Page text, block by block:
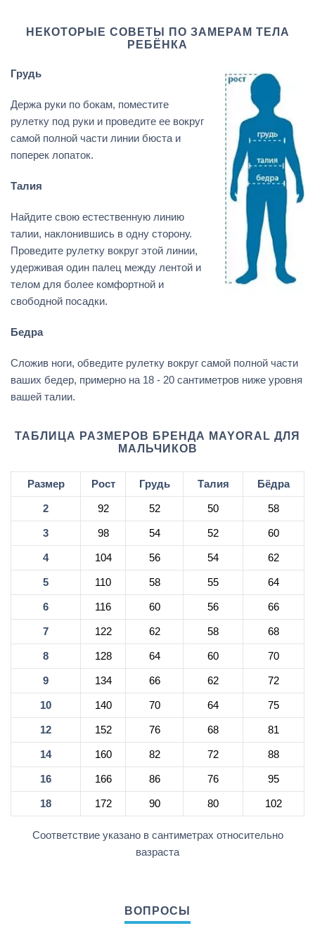
НЕКОТОРЫЕ СОВЕТЫ ПО ЗАМЕРАМ ТЕЛА
РЕБЁНКА
Грудь
Держа руки по бокам, поместите
рулетку под руки и проведите ее вокруг
самой полной части линии бюста и
поперек лопаток.
Талия
Найдите свою естественную линию
талии, наклонившись в одну сторону.
Проведите рулетку вокруг этой линии,
удерживая один палец между лентой и
телом для более комфортной и
свободной посадки.
Бедра
Сложив ноги, обведите рулетку вокруг самой полной части
ваших бедер, примерно на 18 - 20 сантиметров ниже уровня
вашей талии.
ТАБЛИЦА РАЗМЕРОВ БРЕНДА MAYORAL ДЛЯ
МАЛЬЧИКОВ
Размер Рост Грудь Талия Бёдра
2 92 52 50 58
3 98 54 52 60
4 104 56 54 62
5 110 58 55 64
6 116 60 56 66
7 122 62 58 68
8 128 64 60 70
9 134 66 62 72
10 140 70 64 75
12 152 76 68 81
14 160 82 72 88
16 166 86 76 95
18 172 90 80 102
Соответствие указано в сантиметрах относительно
вазраста